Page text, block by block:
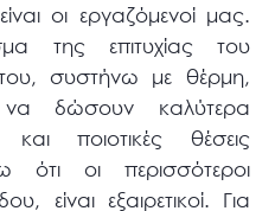
οι εργαζόμενοί μας.
της επιτυχίας του
συστήνω με θέρμη,
να δώσουν καλύτερα
ποιοτικές θέσεις
ότι οι περισσότεροι
είναι εξαιρετικοί. Για